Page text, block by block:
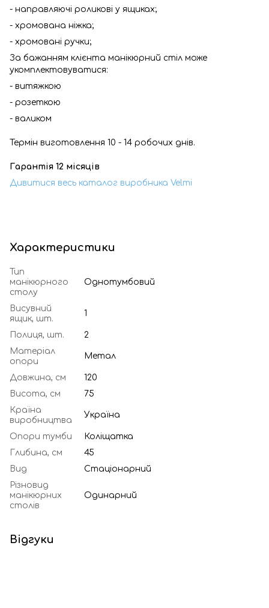
- направляючі роликові у ящиках;
- хромована ніжка;
- хромовані ручки;
За бажанням клієнта манікюрний стіл може
укомплектовуватися:
- витяжкою
- розеткою
- валиком
Термін виготовлення 10 - 14 робочих днів.
Гарантія 12 місяців
Дивитися весь каталог виробника Velmi
Характеристики
Тип
манікюрного
столу
Однотумбовий
Висувний
ящик, шт.
1
Полиця, шт.
2
Матеріал
опори
Метал
Довжина, см
120
Висота, см
75
Країна
виробництва
Україна
Опори тумби
Коліщатка
Глибина, см
45
Вид
Стаціонарний
Різновид
манікюрних
столів
Одинарний
Відгуки